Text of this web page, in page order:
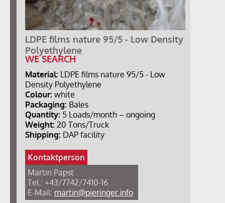
LDPE films nature 95/5 - Low Density
Polyethylene
WE SEARCH
Material: LDPE films nature 95/5 - Low
Density Polyethylene
Colour: white
Packaging: Bales
Quantity: 5 Loads/month – ongoing
Weight: 20 Tons/Truck
Shipping: DAP facility
Kontaktperson
Martin Papst
Tel.: +43/7742/7410-16
E-Mail: martin@pieringer.info